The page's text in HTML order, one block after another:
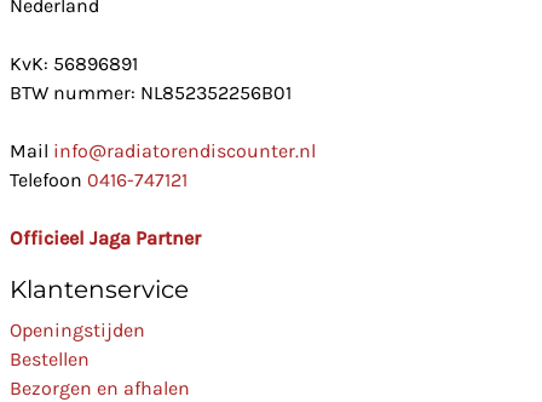
Nederland
KvK: 56896891
BTW nummer: NL852352256B01
Mail info@radiatorendiscounter.nl
Telefoon 0416-747121
Officieel Jaga Partner
Klantenservice
Openingstijden
Bestellen
Bezorgen en afhalen